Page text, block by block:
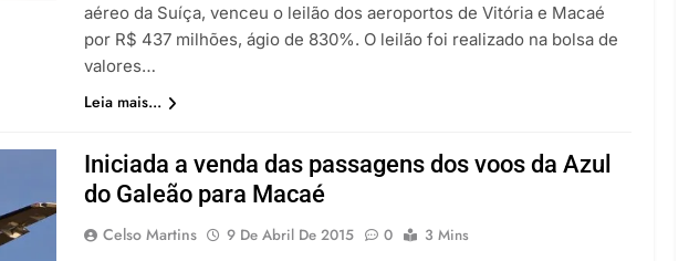
aéreo da Suíça, venceu o leilão dos aeroportos de Vitória e Macaé
por R$ 437 milhões, ágio de 830%. O leilão foi realizado na bolsa de
valores…
Leia mais...
Iniciada a venda das passagens dos voos da Azul
do Galeão para Macaé
Celso Martins 9 De Abril De 2015 0
3 Mins